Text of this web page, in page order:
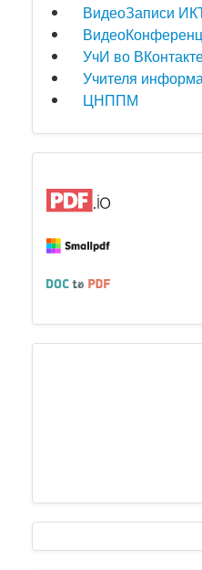
ВидеоЗаписи
УчИ во
Учителя
ЦНППМ